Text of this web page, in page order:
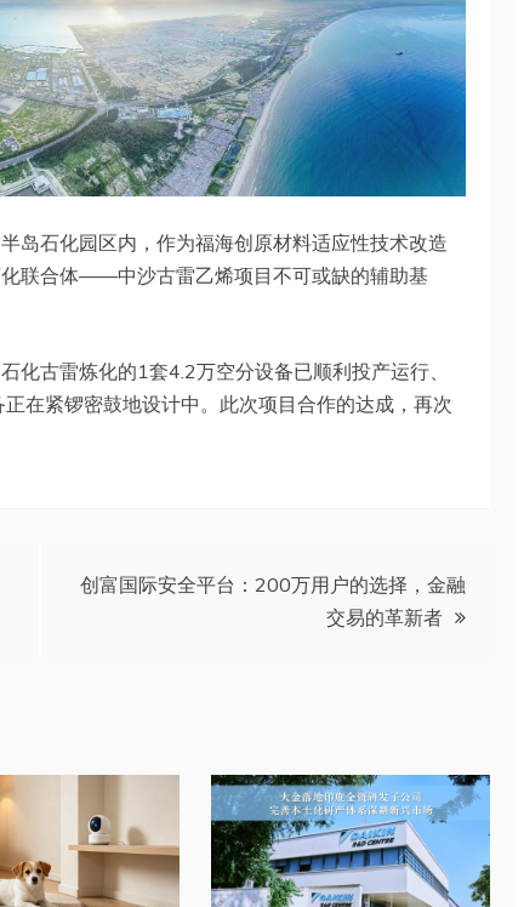
岛石化园区内，作为福海创原材料适应性技术改造
联合体——中沙古雷乙烯项目不可或缺的辅助基
化古雷炼化的1套4.2万空分设备已顺利投产运行、
在紧锣密鼓地设计中。此次项目合作的达成，再次
创富国际安全平台：200万用户的选择，金融
交易的革新者